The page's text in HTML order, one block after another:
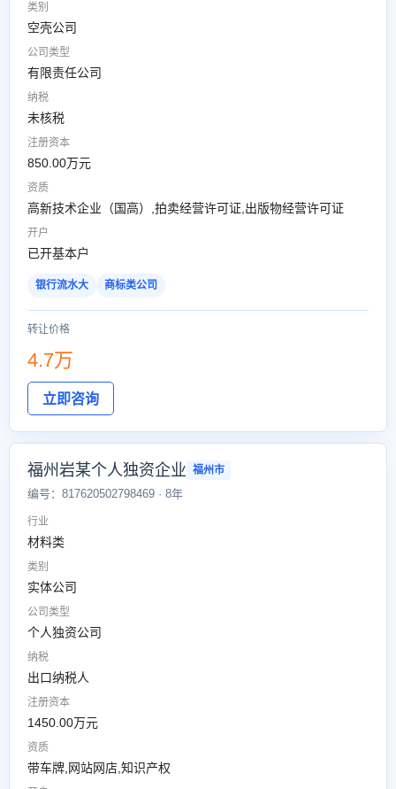
类别
空壳公司
公司类型
有限责任公司
纳税
未核税
注册资本
850.00万元
资质
高新技术企业（国高）,拍卖经营许可证,出版物经营许可证
开户
已开基本户
银行流水大 商标类公司
转让价格
4.7万
立即咨询
福州岩某个人独资企业 福州市
编号：817620502798469 · 8年
行业
材料类
类别
实体公司
公司类型
个人独资公司
纳税
出口纳税人
注册资本
1450.00万元
资质
带车牌,网站网店,知识产权